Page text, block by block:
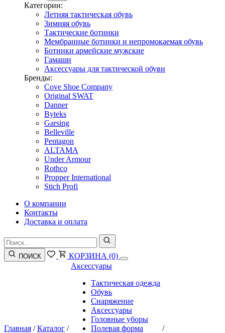
Категории:
Летняя тактическая обувь
Зимняя обувь
Тактические ботинки
Мембранные ботинки и непромокаемая обувь
Ботинки армейские мужские
Гамаши
Аксессуары для тактической обуви
Бренды:
Cove Shoe Company
Original SWAT
Danner
Byteks
Garsing
Belleville
Pentagon
ALTAMA
Under Armour
Rothco
Propper International
Stich Profi
О компании
Контакты
Доставка и оплата
ПОИСК КОРЗИНА (0)
Главная /Каталог /
Аксессуары
Тактическая одежда
Обувь
Снаряжение
Аксессуары
Головные уборы
Полевая форма
/